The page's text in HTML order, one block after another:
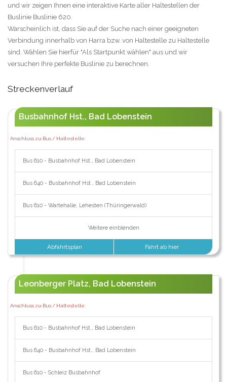
und wir zeigen Ihnen eine interaktive Karte aller Haltestellen der
Buslinie Buslinie 620.
Warscheinlich ist, dass Sie auf der Suche nach einer geeigneten
Verbindung innerhalb von Harra bzw. von Haltestelle zu Haltestelle
sind. Wählen Sie hierfür "Als Startpunkt wählen" aus und wir
versuchen Ihre perfekte Buslinie zu berechnen.
Streckenverlauf
Busbahnhof Hst., Bad Lobenstein
Anschluss zu Bus / Haltestelle:
Bus 610 - Busbahnhof Hst., Bad Lobenstein
Bus 640 - Busbahnhof Hst., Bad Lobenstein
Bus 610 - Wartehalle, Lehesten (Thüringerwald)
Weitere einblenden
Abfahrtsplan Fahrt ab hier
Leonberger Platz, Bad Lobenstein
Anschluss zu Bus / Haltestelle:
Bus 610 - Busbahnhof Hst., Bad Lobenstein
Bus 640 - Busbahnhof Hst., Bad Lobenstein
Bus 610 - Schleiz Busbahnhof